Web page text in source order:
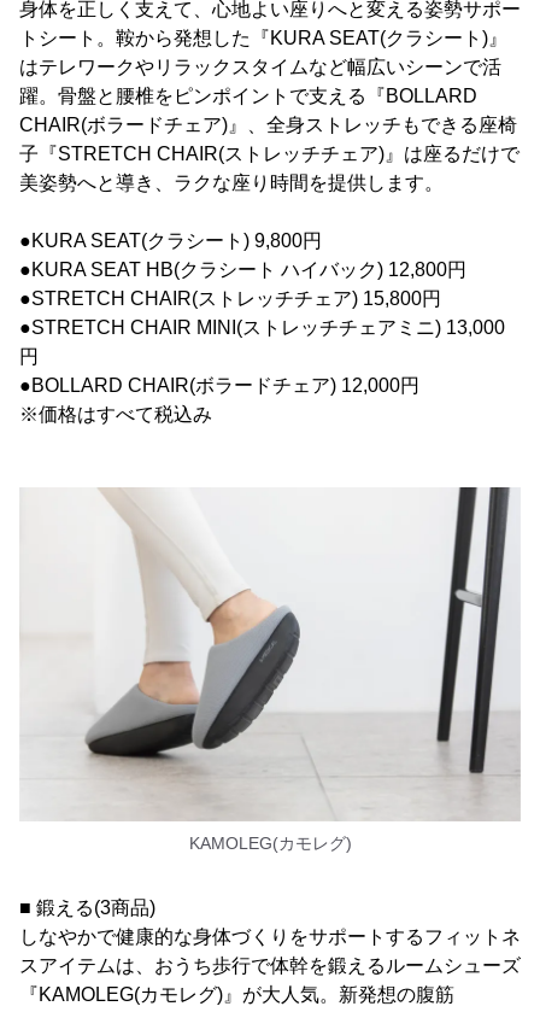
身体を正しく支えて、心地よい座りへと変える姿勢サポー
トシート。鞍から発想した『KURA SEAT(クラシート)』
はテレワークやリラックスタイムなど幅広いシーンで活
躍。骨盤と腰椎をピンポイントで支える『BOLLARD
CHAIR(ボラードチェア)』、全身ストレッチもできる座椅
子『STRETCH CHAIR(ストレッチチェア)』は座るだけで
美姿勢へと導き、ラクな座り時間を提供します。
●KURA SEAT(クラシート) 9,800円
●KURA SEAT HB(クラシート ハイバック) 12,800円
●STRETCH CHAIR(ストレッチチェア) 15,800円
●STRETCH CHAIR MINI(ストレッチチェアミニ) 13,000
円
●BOLLARD CHAIR(ボラードチェア) 12,000円
※価格はすべて税込み
KAMOLEG(カモレグ)
■ 鍛える(3商品)
しなやかで健康的な身体づくりをサポートするフィットネ
スアイテムは、おうち歩行で体幹を鍛えるルームシューズ
『KAMOLEG(カモレグ)』が大人気。新発想の腹筋